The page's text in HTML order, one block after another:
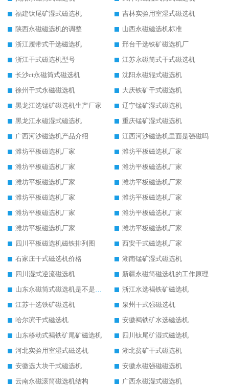
福建钛尾矿湿式磁选机
吉林实验用室湿式磁选机
陕西永磁磁选机的调整
山西永磁磁选机标准
浙江履带式干选磁选机
邢台干选铁矿磁选机厂
浙江干式磁选机型号
江苏永磁筒式干式磁选机
长沙ct永磁筒式磁选机
沈阳永磁辊式磁选机
徐州干式永磁磁选机
大庆铁矿干式磁选机
黑龙江选锰矿磁选机生产厂家
辽宁锰矿湿式磁选机
黑龙江永磁湿式磁选机
重庆锰矿湿式磁选机
广西河沙磁选机产品介绍
江西河沙磁选机里面是强磁吗
潍坊平板磁选机厂家
潍坊平板磁选机厂家
潍坊平板磁选机厂家
潍坊平板磁选机厂家
潍坊平板磁选机厂家
潍坊平板磁选机厂家
潍坊平板磁选机厂家
潍坊平板磁选机厂家
潍坊平板磁选机厂家
潍坊平板磁选机厂家
潍坊平板磁选机厂家
潍坊平板磁选机厂家
四川平板磁选机磁铁排列图
西安干式磁选机厂家
石家庄干式磁选机价格
湖南锰矿湿式磁选机
四川湿式逆流磁选机
新疆永磁筒磁选机的工作原理
山东永磁筒式磁选机是不是强磁
浙江水选褐铁矿磁选机
江苏干选铁矿磁选机
泉州干式强磁选机
哈尔滨干式磁选机
安徽褐铁矿水选磁选机
山东移动式褐铁矿尾矿磁选机
四川钛尾矿湿式磁选机
河北实验用室湿式磁选机
湖北贫矿干式磁选机
安徽选大块干式磁选机
安徽永磁强磁磁选机
云南永磁滚筒磁选机结构
广西永磁湿式磁选机